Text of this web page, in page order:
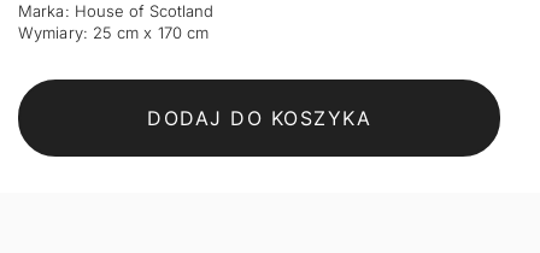
Marka: House of Scotland
Wymiary: 25 cm x 170 cm
DODAJ DO KOSZYKA